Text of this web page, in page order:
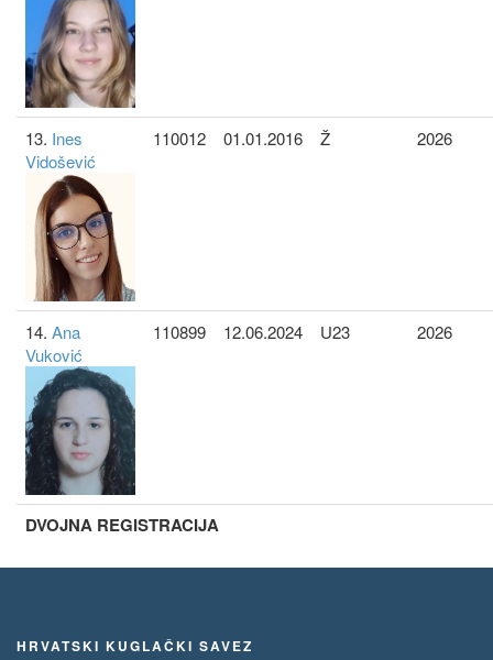
13. Ines
Vidošević
110012 01.01.2016 Ž 2026
14. Ana
Vuković
110899 12.06.2024 U23 2026
DVOJNA REGISTRACIJA
HRVATSKI KUGLAČKI SAVEZ